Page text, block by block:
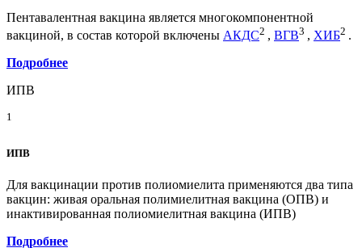
Пентавалентная вакцина является многокомпонентной
вакциной, в состав которой включены АКДС2 , ВГВ3 , ХИБ2 .
Подробнее
ИПВ
1
ИПВ
Для вакцинации против полиомиелита применяются два типа
вакцин: живая оральная полимиелитная вакцина (ОПВ) и
инактивированная полиомиелитная вакцина (ИПВ)
Подробнее